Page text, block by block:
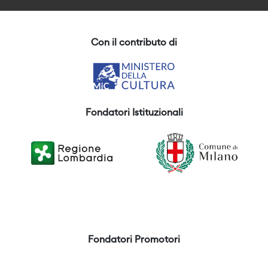
Con il contributo di
Fondatori Istituzionali
Fondatori Promotori